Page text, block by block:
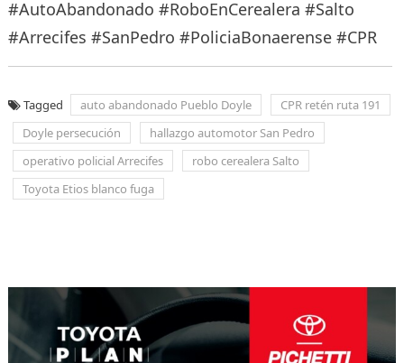
#AutoAbandonado #RoboEnCerealera #Salto
#Arrecifes #SanPedro #PoliciaBonaerense #CPR
Tagged auto abandonado Pueblo Doyle
CPR retén ruta 191
Doyle persecución
hallazgo automotor San Pedro
operativo policial Arrecifes
robo cerealera Salto
Toyota Etios blanco fuga
entradas